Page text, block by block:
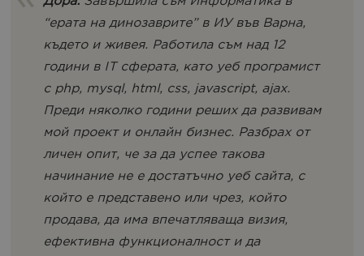
“ерата на динозаврите” в ИУ във Варна,
където и живея. Работила съм над 12
години в IT сферата, като уеб програмист
с php, mysql, html, css, javascript, ajax.
Преди няколко години реших да развивам
мой проект и онлайн бизнес. Разбрах от
личен опит, че за да успее такова
начинание не е достатъчно уеб сайта, с
който е представено или чрез, който
продава, да има впечатляваща визия,
ефективна функционалност и да